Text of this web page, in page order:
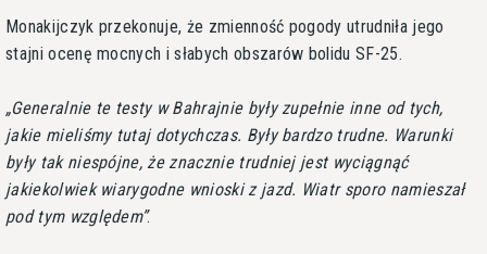
Monakijczyk przekonuje, że zmienność pogody utrudniła jego
stajni ocenę mocnych i słabych obszarów bolidu SF-25.
Generalnie te testy w Bahrajnie były zupełnie inne od tych,
jakie mieliśmy tutaj dotychczas. Były bardzo trudne. Warunki
były tak niespójne, że znacznie trudniej jest wyciągnąć
jakiekolwiek wiarygodne wnioski z jazd. Wiatr sporo namieszał
pod tym względem .